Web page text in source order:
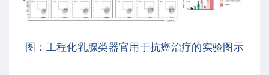
图：工程化乳腺类器官用于抗癌治疗的实验图示